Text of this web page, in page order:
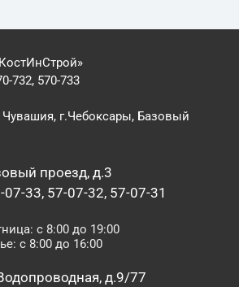
732, 570-733
Чувашия, г.Чебоксары, Базовый
проезд, д.3
33, 57-07-32, 57-07-31
с 8:00 до 19:00
с 8:00 до 16:00
д.9/77